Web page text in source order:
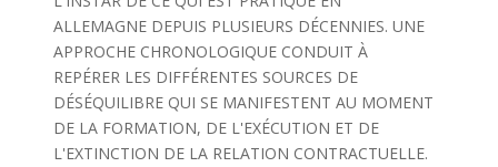
ALLEMAGNE DEPUIS PLUSIEURS DÉCENNIES. UNE
APPROCHE CHRONOLOGIQUE CONDUIT À
REPÉRER LES DIFFÉRENTES SOURCES DE
DÉSÉQUILIBRE QUI SE MANIFESTENT AU MOMENT
DE LA FORMATION, DE L'EXÉCUTION ET DE
L'EXTINCTION DE LA RELATION CONTRACTUELLE.